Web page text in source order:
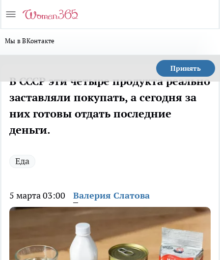
Мы в ВКонтакте
Принять
В СССР эти четыре продукта реально
заставляли покупать, а сегодня за
них готовы отдать последние
деньги.
Еда
5 марта 03:00 Валерия Слатова